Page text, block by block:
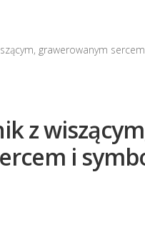
grawerowanym
z
i